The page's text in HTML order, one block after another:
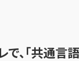
、「共通言